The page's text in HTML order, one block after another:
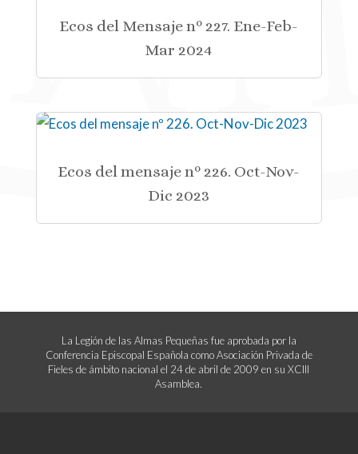
Ecos del Mensaje nº 227. Ene-Feb-
Mar 2024
Ecos del mensaje nº 226. Oct-Nov-
Dic 2023
La Legión de las Almas Pequeñas fue aprobada por la
Conferencia Episcopal Española como Asociación Privada de
Fieles de ámbito nacional el 24 de abril de 2009 en su XCIII
Asamblea.